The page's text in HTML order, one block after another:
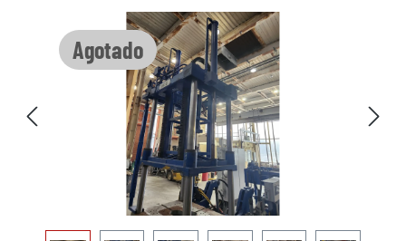
Agotado
Omitir galería de imágenes